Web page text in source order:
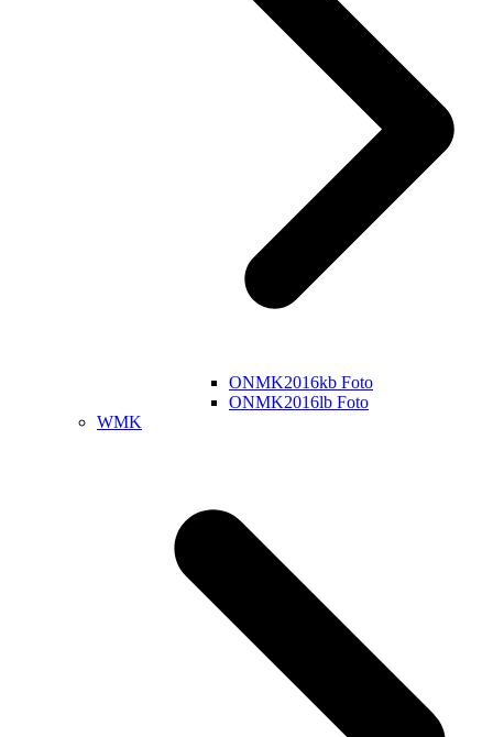
ONMK2016kb Foto
ONMK2016lb Foto
WMK